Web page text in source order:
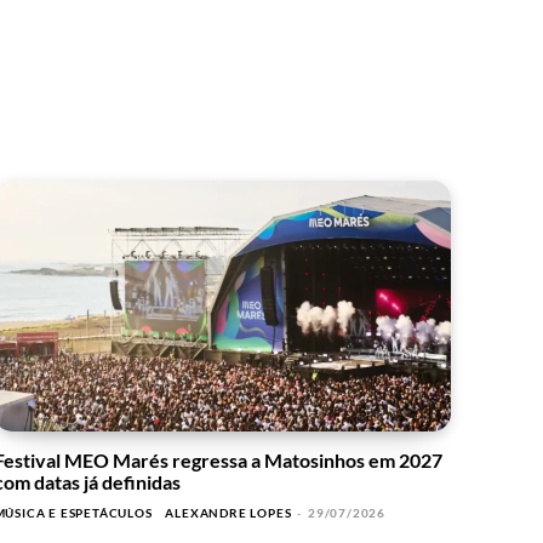
MEO Marés regressa a Matosinhos em 2027
datas já definidas
E ESPETÁCULOS ALEXANDRE LOPES - 29/07/2026